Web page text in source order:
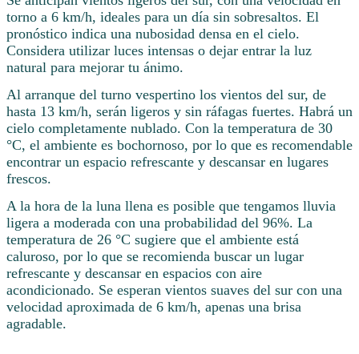
torno a 6 km/h, ideales para un día sin sobresaltos. El
pronóstico indica una nubosidad densa en el cielo.
Considera utilizar luces intensas o dejar entrar la luz
natural para mejorar tu ánimo.
Al arranque del turno vespertino los vientos del sur, de
hasta 13 km/h, serán ligeros y sin ráfagas fuertes. Habrá un
cielo completamente nublado. Con la temperatura de 30
°C, el ambiente es bochornoso, por lo que es recomendable
encontrar un espacio refrescante y descansar en lugares
frescos.
A la hora de la luna llena es posible que tengamos lluvia
ligera a moderada con una probabilidad del 96%. La
temperatura de 26 °C sugiere que el ambiente está
caluroso, por lo que se recomienda buscar un lugar
refrescante y descansar en espacios con aire
acondicionado. Se esperan vientos suaves del sur con una
velocidad aproximada de 6 km/h, apenas una brisa
agradable.